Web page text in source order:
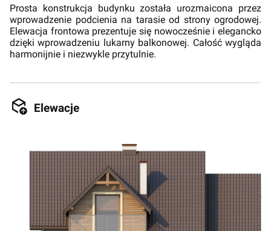
Prosta konstrukcja budynku została urozmaicona przez
wprowadzenie podcienia na tarasie od strony ogrodowej.
Elewacja frontowa prezentuje się nowocześnie i elegancko
dzięki wprowadzeniu lukarny balkonowej. Całość wygląda
harmonijnie i niezwykle przytulnie.
Elewacje